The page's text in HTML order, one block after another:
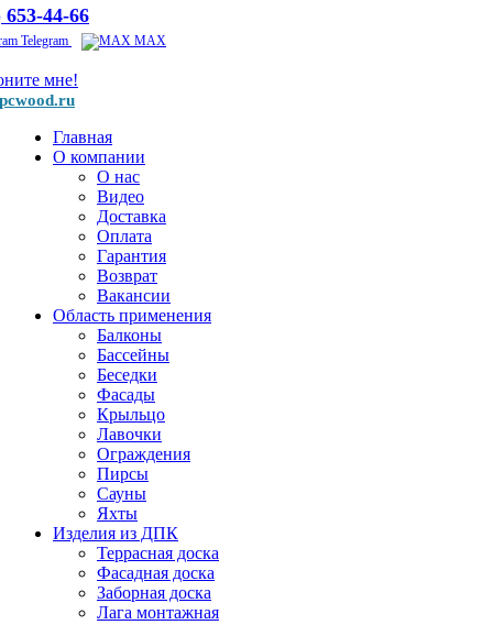
653-44-66
Telegram MAX
мне!
Главная
О компании
О нас
Видео
Доставка
Оплата
Гарантия
Возврат
Вакансии
Область применения
Балконы
Бассейны
Беседки
Фасады
Крыльцо
Лавочки
Ограждения
Пирсы
Сауны
Яхты
Изделия из ДПК
Террасная доска
Фасадная доска
Заборная доска
Лага монтажная